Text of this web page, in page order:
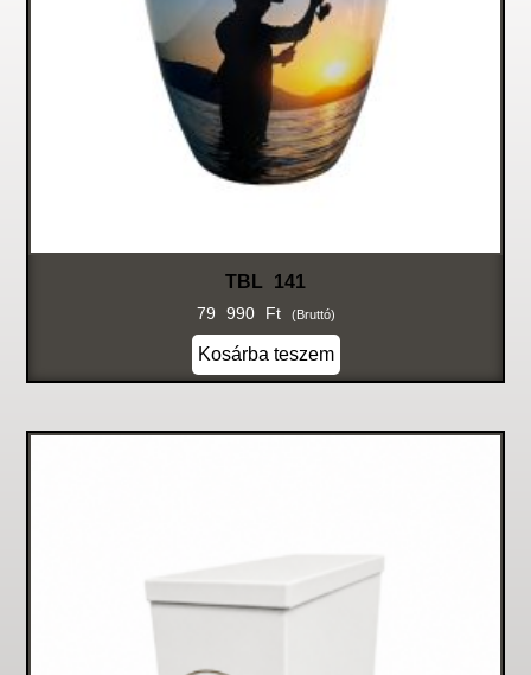
TBL 141
79 990 Ft (bruttó)
Kosárba teszem